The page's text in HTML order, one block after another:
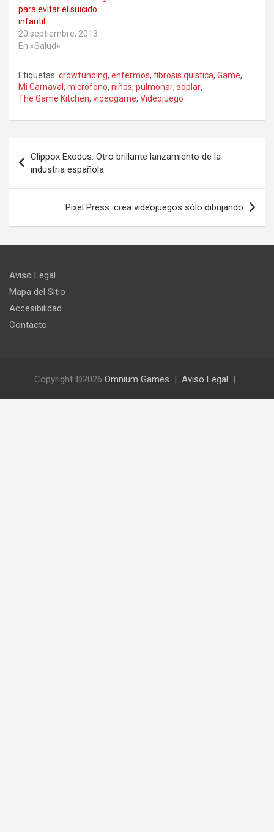
para evitar el suicido
infantil
20 septiembre, 2013
En «Salud»
Etiquetas: crowfunding, enfermos, fibrosis quística, Game,
Mi Carnaval , micrófono, niños, pulmonar, soplar,
The Game Kitchen, videogame, Videojuego
de
entradas
Clippox Exodus: Otro brillante lanzamiento de la
industria española
Pixel Press: crea videojuegos sólo dibujando
Aviso Legal
Mapa del Sitio
Accesibilidad
Contacto
Copyright ©2026 Omnium Games Aviso Legal